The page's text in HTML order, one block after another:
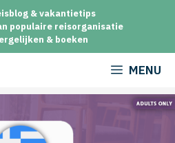
& vakantietips
populaire reisorganisatie
& boeken
MENU